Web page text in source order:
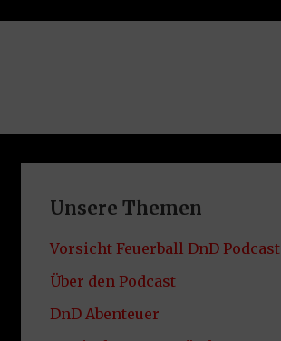
Unsere Themen
Vorsicht Feuerball DnD Podcast
Über den Podcast
DnD Abenteuer